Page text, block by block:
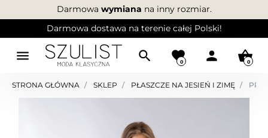
Darmowa wymiana na inny rozmiar.
Darmowa dostawa na terenie całej Polski!
menu search favorite
0 person shopping_basket
0
STRONA GŁÓWNA SKLEP PŁASZCZE NA JESIEŃ I ZIMĘ